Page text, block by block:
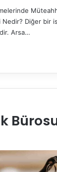
Nedir? Diğer bir
Arsa…